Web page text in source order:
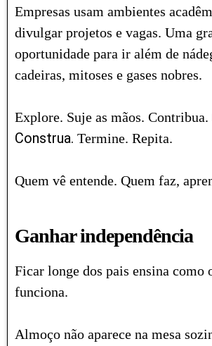
Empresas usam ambientes
divulgar projetos e vagas. Uma
oportunidade para ir além de
cadeiras, mitoses e gases nobres.
Explore. Suje as mãos.
Construa. Termine. Repita.
Quem vê entende. Quem faz,
Ganhar independência
Ficar longe dos pais ensina como
funciona.
Almoço não aparece na mesa